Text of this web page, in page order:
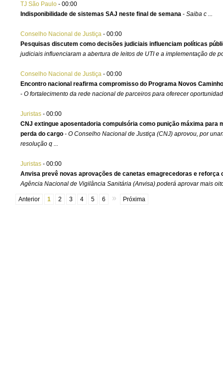
TJ São Paulo - 00:00
Indisponibilidade de sistemas SAJ neste final de semana - Saiba c ...
Conselho Nacional de Justiça - 00:00
Pesquisas discutem como decisões judiciais influenciam políticas
judiciais influenciaram a abertura de leitos de UTI e a implementação de
Conselho Nacional de Justiça - 00:00
Encontro nacional reafirma compromisso do Programa Novos
- O fortalecimento da rede nacional de parceiros para oferecer
Juristas - 00:00
CNJ extingue aposentadoria compulsória como punição máxima para
perda do cargo - O Conselho Nacional de Justiça (CNJ) aprovou, por
resolução q ...
Juristas - 00:00
Anvisa prevê novas aprovações de canetas emagrecedoras e reforça
Agência Nacional de Vigilância Sanitária (Anvisa) poderá aprovar mais
Anterior 1 2 3 4 5 6 » Próxima